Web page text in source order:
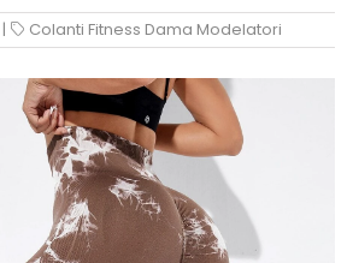
| Colanti Fitness Dama Modelatori